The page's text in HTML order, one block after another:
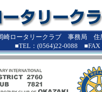
崎ロータリークラブ 事務局 住
■TEL：(0564)22-0088 ■FAX